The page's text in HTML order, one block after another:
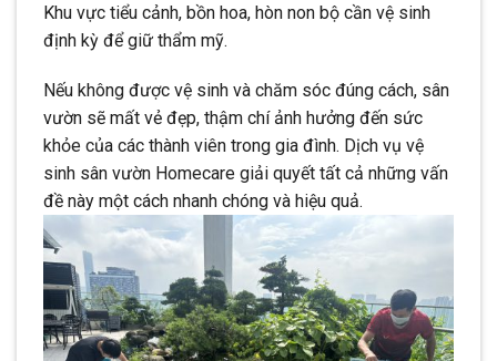
Khu vực tiểu cảnh, bồn hoa, hòn non bộ cần vệ sinh
định kỳ để giữ thẩm mỹ.
Nếu không được vệ sinh và chăm sóc đúng cách, sân
vườn sẽ mất vẻ đẹp, thậm chí ảnh hưởng đến sức
khỏe của các thành viên trong gia đình. Dịch vụ vệ
sinh sân vườn Homecare giải quyết tất cả những vấn
đề này một cách nhanh chóng và hiệu quả.